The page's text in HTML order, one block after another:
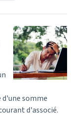
somme
d'associé.